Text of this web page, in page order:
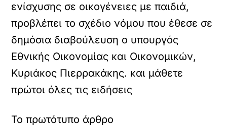
ενίσχυσης σε οικογένειες με παιδιά,
προβλέπει το σχέδιο νόμου που έθεσε σε
δημόσια διαβούλευση ο υπουργός
Εθνικής Οικονομίας και Οικονομικών,
Κυριάκος Πιερρακάκης. και μάθετε
πρώτοι όλες τις ειδήσεις
Το πρωτότυπο άρθρο